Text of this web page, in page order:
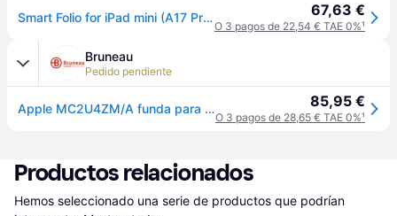
Smart Folio for iPad mini (A17 Pro) - Denim 67,63 €
O 3 pagos de 22,54 € TAE 0%¹
Bruneau
Pedido pendiente
Apple MC2U4ZM/A funda para tablet 21,1 cm (8.3") Folio Azul 85,95 €
O 3 pagos de 28,65 € TAE 0%¹
Productos relacionados
Hemos seleccionado una serie de productos que podrían